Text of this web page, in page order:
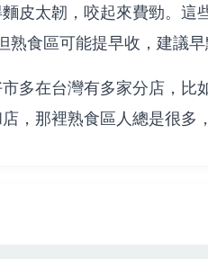
皮太韌，咬起來費勁。這
熟食區可能提早收，建議早
多在台灣有多家分店，比
，那裡熟食區人總是很多